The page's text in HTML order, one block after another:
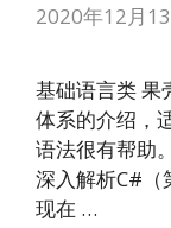
2020年12月
基础语言类
体系的介绍，
语法很有帮助
深入解析C#（
现在 …